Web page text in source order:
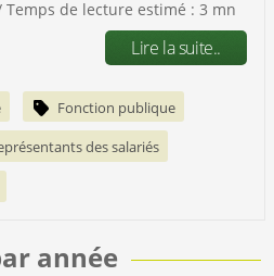
Temps de lecture estimé : 3 mn
Lire la suite..
Fonction publique
des salariés
année